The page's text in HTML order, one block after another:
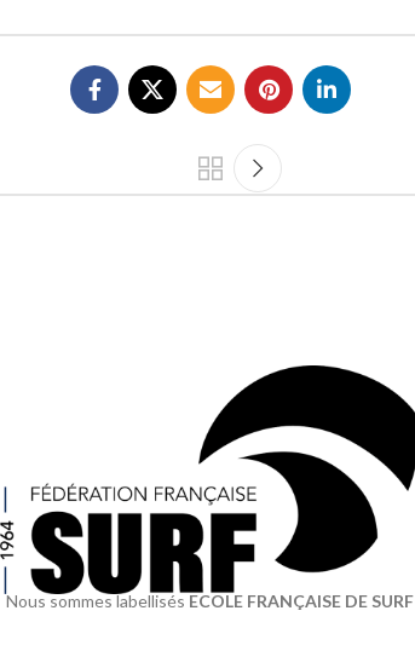
Nous sommes labellisés ECOLE FRANÇAISE DE SURF